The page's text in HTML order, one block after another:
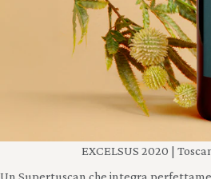
EXCELSUS 2020 |